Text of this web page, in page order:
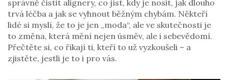
správně čistit alignery, co jíst, kdy je nosit, jak dlouho
trvá léčba a jak se vyhnout běžným chybám. Někteří
lidé si myslí, že to je jen „moda“, ale ve skutečnosti je
to změna, která mění nejen úsměv, ale i sebevědomí.
Přečtěte si, co říkají ti, kteří to už vyzkoušeli – a
zjistěte, jestli je to i pro vás.